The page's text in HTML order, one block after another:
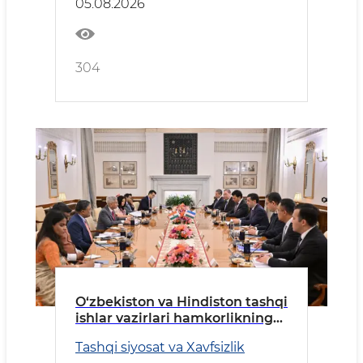
05.08.2026
304
O‘zbekiston va Hindiston tashqi
ishlar vazirlari hamkorlikning
muhokama qildi
Tashqi siyosat va Xavfsizlik